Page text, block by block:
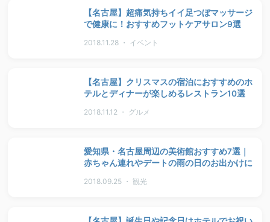
【名古屋】超痛気持ちイイ足つぼマッサージ
で健康に！おすすめフットケアサロン9選
2018.11.28 ・ イベント
【名古屋】クリスマスの宿泊におすすめのホ
テルとディナーが楽しめるレストラン10選
2018.11.12 ・ グルメ
愛知県・名古屋周辺の美術館おすすめ7選｜
赤ちゃん連れやデートの雨の日のお出かけに
2018.09.25 ・ 観光